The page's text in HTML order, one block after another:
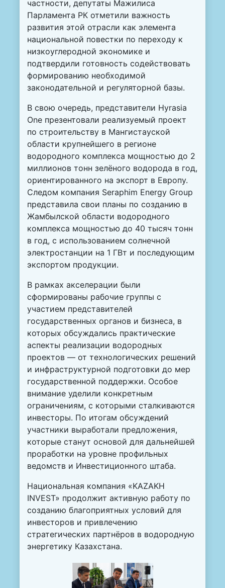
частности, депутаты Мажилиса
Парламента РК отметили важность
развития этой отрасли как элемента
национальной повестки по переходу к
низкоуглеродной экономике и
подтвердили готовность содействовать
формированию необходимой
законодательной и регуляторной базы.
В свою очередь, представители Hyrasia
One презентовали реализуемый проект
по строительству в Мангистауской
области крупнейшего в регионе
водородного комплекса мощностью до 2
миллионов тонн зелёного водорода в год,
ориентированного на экспорт в Европу.
Следом компания Seraphim Energy Group
представила свои планы по созданию в
Жамбылской области водородного
комплекса мощностью до 40 тысяч тонн
в год, с использованием солнечной
электростанции на 1 ГВт и последующим
экспортом продукции.
В рамках акселерации были
сформированы рабочие группы с
участием представителей
государственных органов и бизнеса, в
которых обсуждались практические
аспекты реализации водородных
проектов — от технологических решений
и инфраструктурной подготовки до мер
государственной поддержки. Особое
внимание уделили конкретным
ограничениям, с которыми сталкиваются
инвесторы. По итогам обсуждений
участники выработали предложения,
которые станут основой для дальнейшей
проработки на уровне профильных
ведомств и Инвестиционного штаба.
Национальная компания «KAZAKH
INVEST» продолжит активную работу по
созданию благоприятных условий для
инвесторов и привлечению
стратегических партнёров в водородную
энергетику Казахстана.